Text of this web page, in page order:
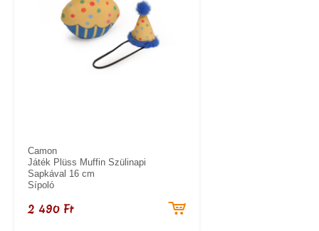
Camon
Játék Plüss Muffin Szülinapi
Sapkával 16 cm
Sípoló
2 490 Ft